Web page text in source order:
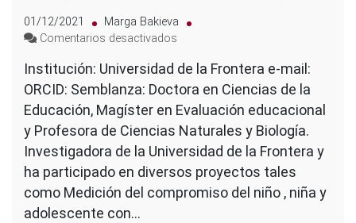
01/12/2021
Marga Bakieva
Comentarios desactivados
Ivonne
Viveros
Lopomo
Institución: Universidad de la Frontera e-mail:
ORCID: Semblanza: Doctora en Ciencias de la
Educación, Magíster en Evaluación educacional
y Profesora de Ciencias Naturales y Biología.
Investigadora de la Universidad de la Frontera y
ha participado en diversos proyectos tales
como Medición del compromiso del niño , niña y
adolescente con…